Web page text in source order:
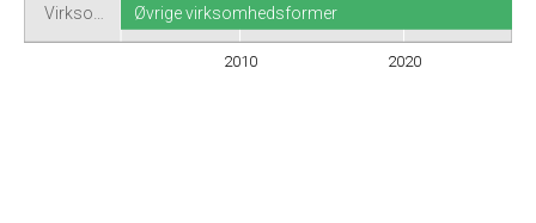
Virkso…
2010 2020
Øvrige virksomhedsformer